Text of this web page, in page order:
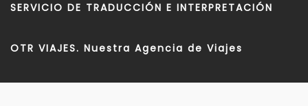
SERVICIO DE TRADUCCIÓN E INTERPRETACIÓN
OTR VIAJES. Nuestra Agencia de Viajes